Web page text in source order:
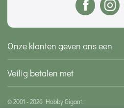
Onze klanten geven ons een
Veilig betalen met
© 2001 - 2026 Hobby Gigant.